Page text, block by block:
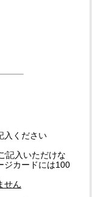
入ください
記入いただけな
ジカードには100
せん